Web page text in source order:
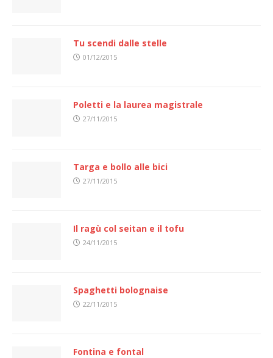
Tu scendi dalle stelle
01/12/2015
Poletti e la laurea magistrale
27/11/2015
Targa e bollo alle bici
27/11/2015
Il ragù col seitan e il tofu
24/11/2015
Spaghetti bolognaise
22/11/2015
Fontina e fontal